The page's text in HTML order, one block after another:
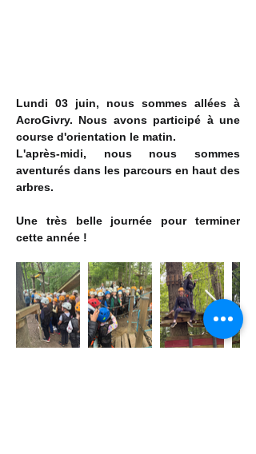
Lundi 03 juin, nous sommes allées à
AcroGivry. Nous avons participé à une
course d'orientation le matin.
L'après-midi, nous nous sommes
aventurés dans les parcours en haut des
arbres.
Une très belle journée pour terminer
cette année !